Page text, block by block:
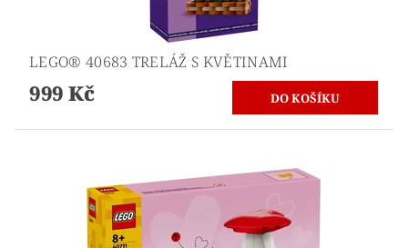
LEGO® 40683 TRELÁŽ S KVĚTINAMI
999 Kč